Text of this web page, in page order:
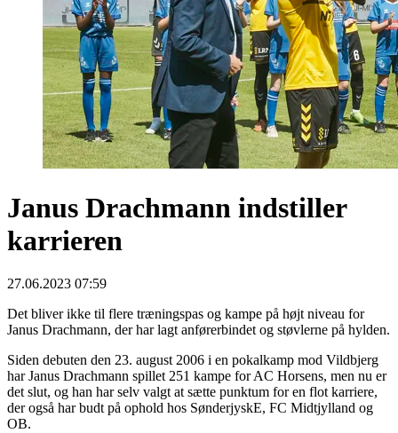
Janus Drachmann indstiller
karrieren
27.06.2023 07:59
Det bliver ikke til flere træningspas og kampe på højt niveau for
Janus Drachmann, der har lagt anførerbindet og støvlerne på hylden.
Siden debuten den 23. august 2006 i en pokalkamp mod Vildbjerg
har Janus Drachmann spillet 251 kampe for AC Horsens, men nu er
det slut, og han har selv valgt at sætte punktum for en flot karriere,
der også har budt på ophold hos SønderjyskE, FC Midtjylland og
OB.